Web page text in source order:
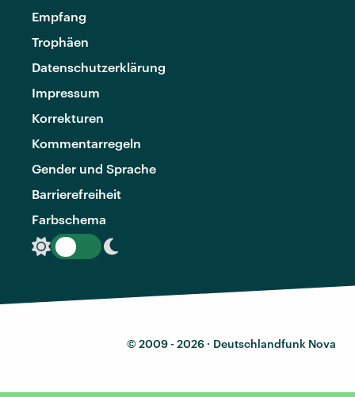
Empfang
Trophäen
Datenschutzerklärung
Impressum
Korrekturen
Kommentarregeln
Gender und Sprache
Barrierefreiheit
Farbschema
© 2009 - 2026 · Deutschlandfunk Nova